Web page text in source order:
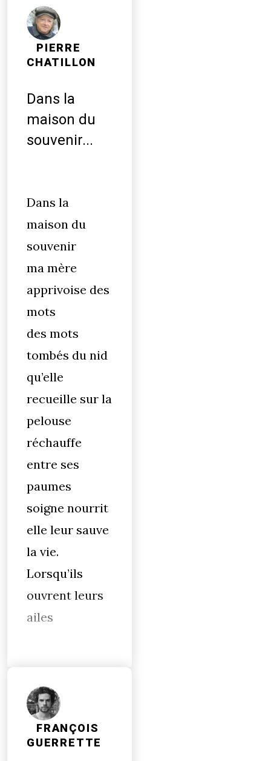
PIERRE
CHATILLON
Dans la
maison du
souvenir...
Dans la
maison du
souvenir
ma mère
apprivoise des
mots
des mots
tombés du nid
qu’elle
recueille sur la
pelouse
réchauffe
entre ses
paumes
soigne nourrit
elle leur sauve
la vie.
Lorsqu’ils
ouvrent leurs
ailes
FRANÇOIS
GUERRETTE